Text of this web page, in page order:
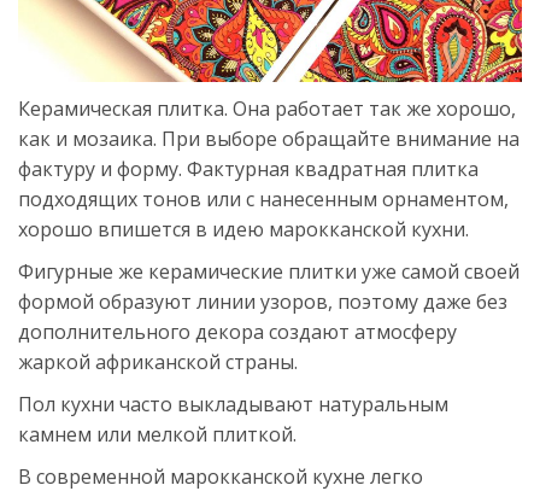
Керамическая плитка. Она работает так же хорошо,
как и мозаика. При выборе обращайте внимание на
фактуру и форму. Фактурная квадратная плитка
подходящих тонов или с нанесенным орнаментом,
хорошо впишется в идею марокканской кухни.
Фигурные же керамические плитки уже самой своей
формой образуют линии узоров, поэтому даже без
дополнительного декора создают атмосферу
жаркой африканской страны.
Пол кухни часто выкладывают натуральным
камнем или мелкой плиткой.
В современной марокканской кухне легко